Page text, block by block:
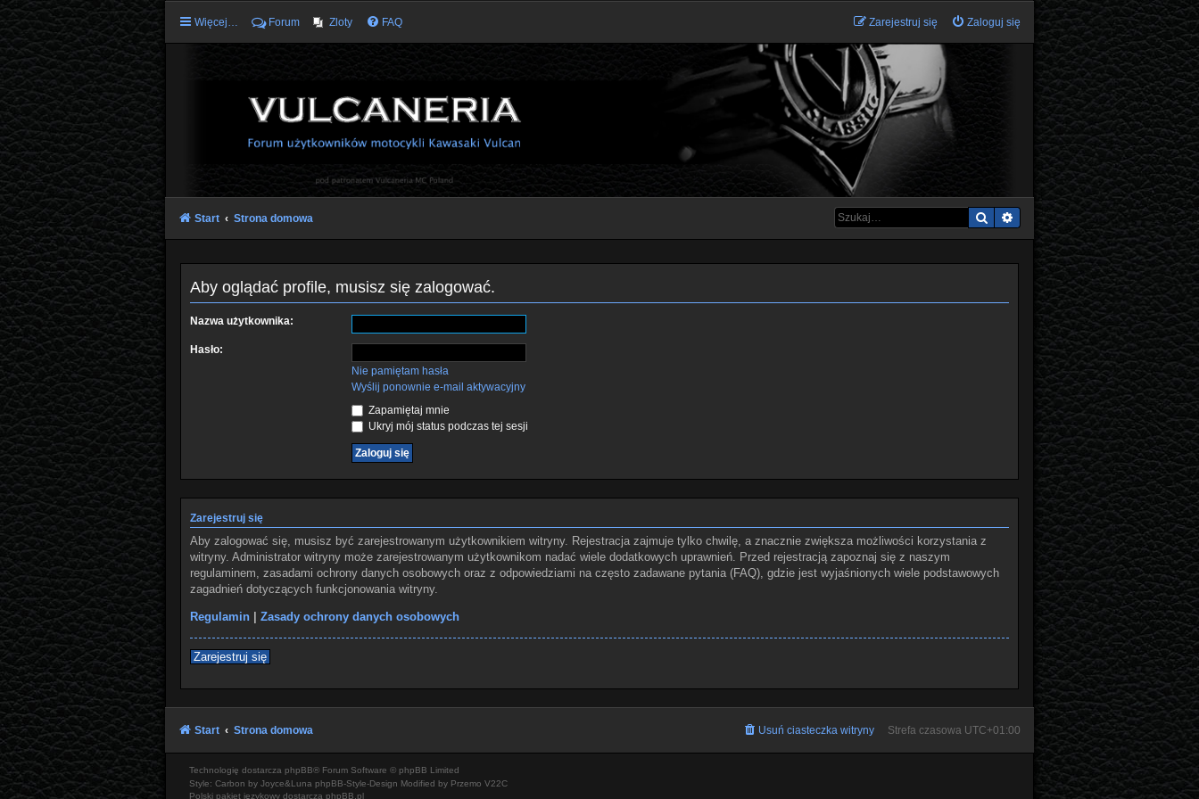
Więcej… Forum Zloty FAQ Zaloguj się
Zarejestruj się
Szukaj Wyszukiwanie zaawansowane
Start Strona domowa
Aby oglądać profile, musisz się zalogować.
Nazwa użytkownika:
Hasło:
Nie pamiętam hasła
Wyślij ponownie e-mail aktywacyjny
Zapamiętaj mnie
Ukryj mój status podczas tej sesji
Zarejestruj się
Aby zalogować się, musisz być zarejestrowanym użytkownikiem witryny. Rejestracja zajmuje tylko chwilę, a znacznie zwiększa możliwości korzystania z
witryny. Administrator witryny może zarejestrowanym użytkownikom nadać wiele dodatkowych uprawnień. Przed rejestracją zapoznaj się z naszym
regulaminem, zasadami ochrony danych osobowych oraz z odpowiedziami na często zadawane pytania (FAQ), gdzie jest wyjaśnionych wiele podstawowych
zagadnień dotyczących funkcjonowania witryny.
Regulamin| Zasady ochrony danych osobowych
Zarejestruj się
Start Strona domowa Strefa czasowa UTC+01:00
Usuń ciasteczka witryny
Technologię dostarcza phpBB® Forum Software © phpBB Limited
Style: Carbon by Joyce&Luna phpBB-Style-Design Modified by Przemo V22C
Polski pakiet językowy dostarcza phpBB.pl